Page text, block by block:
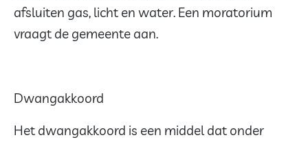
afsluiten gas, licht en water. Een moratorium
vraagt de gemeente aan.
Dwangakkoord
Het dwangakkoord is een middel dat onder